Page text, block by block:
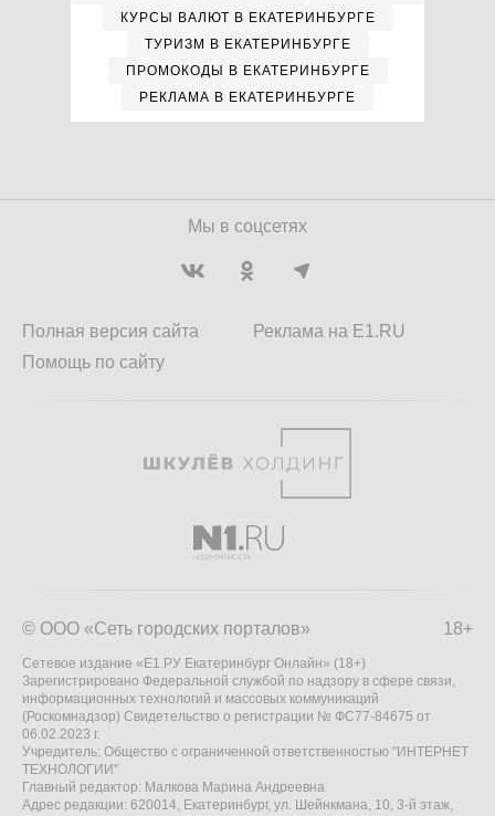
КУРСЫ ВАЛЮТ В ЕКАТЕРИНБУРГЕ
ТУРИЗМ В ЕКАТЕРИНБУРГЕ
ПРОМОКОДЫ В ЕКАТЕРИНБУРГЕ
РЕКЛАМА В ЕКАТЕРИНБУРГЕ
Мы в соцсетях
Полная версия сайта
Помощь по сайту
Реклама на E1.RU
18+
© ООО «Сеть городских порталов»
Сетевое издание «Е1.РУ Екатеринбург Онлайн» (18+)
Зарегистрировано Федеральной службой по надзору в сфере связи,
информационных технологий и массовых коммуникаций
(Роскомнадзор) Свидетельство о регистрации № ФС77-84675 от
06.02.2023 г.
Учредитель: Общество с ограниченной ответственностью "ИНТЕРНЕТ
ТЕХНОЛОГИИ"
Главный редактор: Малкова Марина Андреевна
Адрес редакции: 620014, Екатеринбург, ул. Шейнкмана, 10, 3-й этаж,